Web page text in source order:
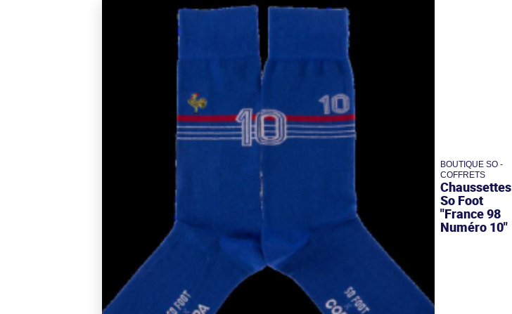
BOUTIQUE SO -
COFFRETS
Chaussettes
So Foot
"France 98
Numéro 10"